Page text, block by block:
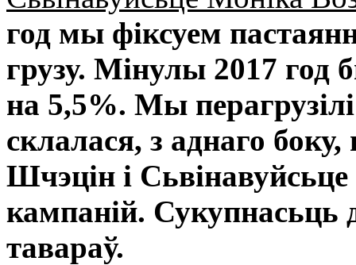
год мы фіксуем
грузу. Мінулы 2017
на 5,5%. Мы
склалася, з аднаго
Шчэцін і
кампаній. Сукупнасьць
тавараў.